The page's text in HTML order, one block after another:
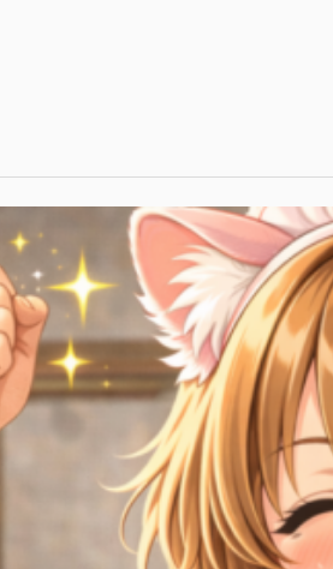
น — เส้น
ยวแน่นขนัดไหม?
ถาน เส้นทางเท
น (Tian Shan)
รมชาติ…